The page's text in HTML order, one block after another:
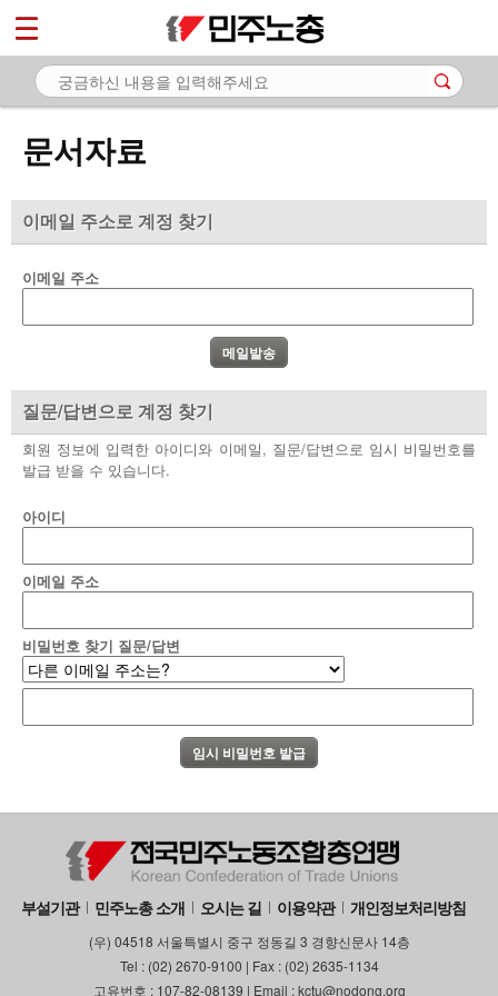
문서자료
이메일 주소로 계정 찾기
이메일 주소
질문/답변으로 계정 찾기
회원 정보에 입력한 아이디와 이메일, 질문/답변으로 임시 비밀번호를
발급 받을 수 있습니다.
아이디
이메일 주소
비밀번호 찾기 질문/답변
부설기관 민주노총 소개 오시는 길 이용약관 개인정보처리방침
(우) 04518 서울특별시 중구 정동길 3 경향신문사 14층
Tel : (02) 2670-9100 | Fax : (02) 2635-1134
고유번호 : 107-82-08139 | Email : kctu@nodong.org
마이페이지
소개
노동상담
자료
- 카드뉴스
부설기관